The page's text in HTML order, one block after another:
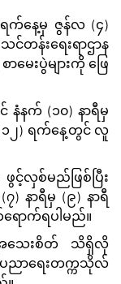
က်နေ့မှ ဇွန်လ (၄)
န်းရေးရာဌာန
မေးပွဲများကို ဖြေ
နံနက် (၁၀) နာရီမှ
(၁၂) ရက်နေ့တွင် လူ
လှစ်မည်ဖြစ်ပြီး
) နာရီမှ (၉) နာရီ
ာက်ရပါမည်။
အသေးစိတ် သိရှိလို
ပညာရေးတက္ကသိုလ်